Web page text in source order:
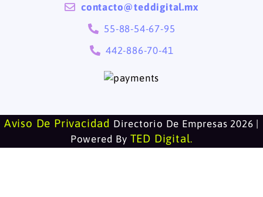
contacto@teddigital.mx
55-88-54-67-95
442-886-70-41
Aviso De Privacidad Directorio De Empresas 2026 |
Powered By TED Digital.